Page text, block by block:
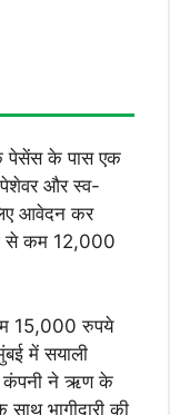
पेसेंस के पास एक
पेशेवर और स्व-
आवेदन कर
से कम 12,000
15,000 रुपये
में सयाली
कंपनी ने ऋण के
भागीदारी की